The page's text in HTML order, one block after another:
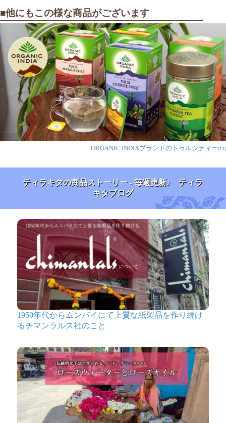
★★★★ ★匿名希望様
もっと癖があるかと思いましたが
おいしく頂けました。
★★★★★ミキティ様
小さい子供も食べるカレーには、オーガニックが安心で
そして味も香りも良いので、子供達も大好きなオリジナ
★★ ★ ★ はぅ様
インド料理を教えていただいたので、早速作って見たい
とおもいます。
■他にもこの様な商品がございます
ORGANIC INDIAブランドのトゥルシティー(14)
ティラキタの商品ストーリー - 毎週更新♪ ティラ
キタブログ
1950年代からムンバイにて上質な紙製品を作り続け
るチマンラルス社のこと